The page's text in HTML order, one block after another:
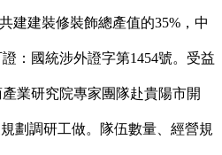
建建裝修裝飾總產值的35%，中
：國統涉外證字第1454號。受益
業研究院專家團隊赴貴陽市開
劃調研工做。隊伍數量、經營規